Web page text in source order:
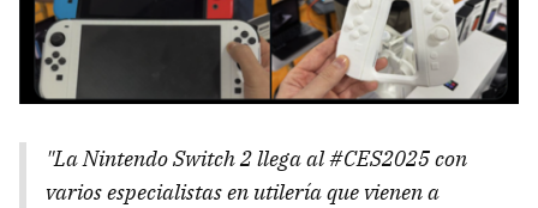
"La Nintendo Switch 2 llega al #CES2025 con
varios especialistas en utilería que vienen a